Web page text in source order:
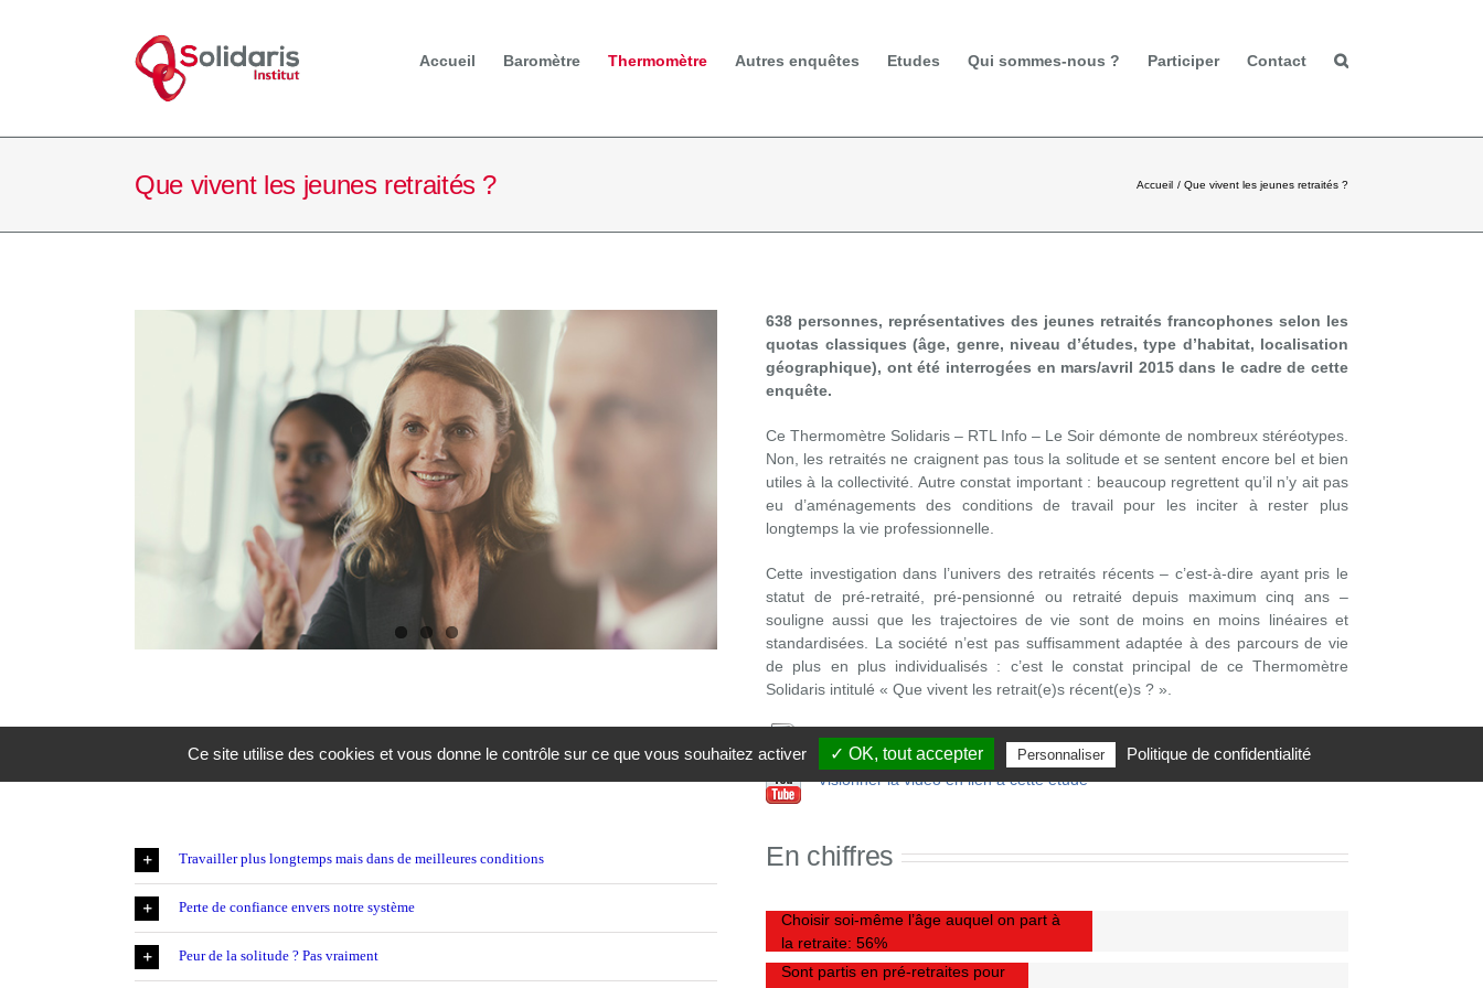
Accueil Baromètre Thermomètre Autres enquêtes Etudes Qui sommes-nous ? Participer Contact
Que vivent les jeunes retraités ? Accueil Que vivent les jeunes retraités ?
638 personnes, représentatives des jeunes retraités francophones selon les
quotas classiques (âge, genre, niveau d’études, type d’habitat, localisation
géographique), ont été interrogées en mars/avril 2015 dans le cadre de cette
enquête.
Ce Thermomètre Solidaris – RTL Info – Le Soir démonte de nombreux stéréotypes.
Non, les retraités ne craignent pas tous la solitude et se sentent encore bel et bien
utiles à la collectivité. Autre constat important : beaucoup regrettent qu’il n’y ait pas
eu d’aménagements des conditions de travail pour les inciter à rester plus
longtemps la vie professionnelle.
Cette investigation dans l’univers des retraités récents – c’est-à-dire ayant pris le
statut de pré-retraité, pré-pensionné ou retraité depuis maximum cinq ans –
souligne aussi que les trajectoires de vie sont de moins en moins linéaires et
standardisées. La société n’est pas suffisamment adaptée à des parcours de vie
de plus en plus individualisés : c’est le constat principal de ce Thermomètre
Solidaris intitulé « Que vivent les retrait(e)s récent(e)s ? ».
Télécharger notre enquête
Visionner la vidéo en lien à cette étude
Travailler plus longtemps mais dans de meilleures conditions
Perte de confiance envers notre système
Peur de la solitude ? Pas vraiment
En chiffres
Choisir soi-même l’âge auquel on part à
la retraite: 56%
Sont partis en pré-retraites pour
Ce site utilise des cookies et vous donne le contrôle sur ce que vous souhaitez activer ✓ OK, tout accepter Personnaliser Politique de confidentialité